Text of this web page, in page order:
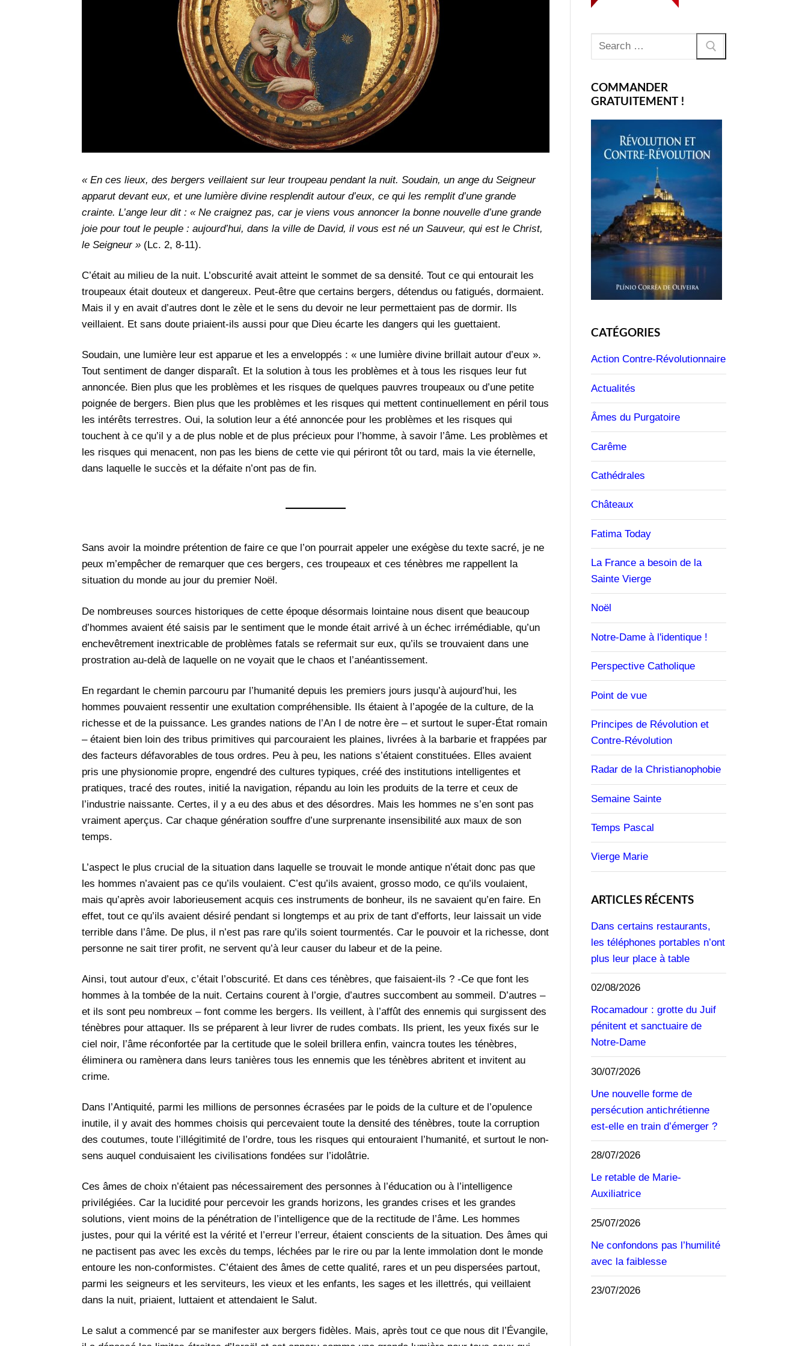
« En ces lieux, des bergers veillaient sur leur troupeau pendant la nuit. Soudain, un ange du Seigneur
apparut devant eux, et une lumière divine resplendit autour d’eux, ce qui les remplit d’une grande
crainte. L’ange leur dit : « Ne craignez pas, car je viens vous annoncer la bonne nouvelle d’une grande
joie pour tout le peuple : aujourd’hui, dans la ville de David, il vous est né un Sauveur, qui est le Christ,
le Seigneur » (Lc. 2, 8-11).
C’était au milieu de la nuit. L’obscurité avait atteint le sommet de sa densité. Tout ce qui entourait les
troupeaux était douteux et dangereux. Peut-être que certains bergers, détendus ou fatigués, dormaient.
Mais il y en avait d’autres dont le zèle et le sens du devoir ne leur permettaient pas de dormir. Ils
veillaient. Et sans doute priaient-ils aussi pour que Dieu écarte les dangers qui les guettaient.
Soudain, une lumière leur est apparue et les a enveloppés : « une lumière divine brillait autour d’eux ».
Tout sentiment de danger disparaît. Et la solution à tous les problèmes et à tous les risques leur fut
annoncée. Bien plus que les problèmes et les risques de quelques pauvres troupeaux ou d’une petite
poignée de bergers. Bien plus que les problèmes et les risques qui mettent continuellement en péril tous
les intérêts terrestres. Oui, la solution leur a été annoncée pour les problèmes et les risques qui
touchent à ce qu’il y a de plus noble et de plus précieux pour l’homme, à savoir l’âme. Les problèmes et
les risques qui menacent, non pas les biens de cette vie qui périront tôt ou tard, mais la vie éternelle,
dans laquelle le succès et la défaite n’ont pas de fin.
Sans avoir la moindre prétention de faire ce que l’on pourrait appeler une exégèse du texte sacré, je ne
peux m’empêcher de remarquer que ces bergers, ces troupeaux et ces ténèbres me rappellent la
situation du monde au jour du premier Noël.
De nombreuses sources historiques de cette époque désormais lointaine nous disent que beaucoup
d’hommes avaient été saisis par le sentiment que le monde était arrivé à un échec irrémédiable, qu’un
enchevêtrement inextricable de problèmes fatals se refermait sur eux, qu’ils se trouvaient dans une
prostration au-delà de laquelle on ne voyait que le chaos et l’anéantissement.
En regardant le chemin parcouru par l’humanité depuis les premiers jours jusqu’à aujourd’hui, les
hommes pouvaient ressentir une exultation compréhensible. Ils étaient à l’apogée de la culture, de la
richesse et de la puissance. Les grandes nations de l’An I de notre ère – et surtout le super-État romain
– étaient bien loin des tribus primitives qui parcouraient les plaines, livrées à la barbarie et frappées par
des facteurs défavorables de tous ordres. Peu à peu, les nations s’étaient constituées. Elles avaient
pris une physionomie propre, engendré des cultures typiques, créé des institutions intelligentes et
pratiques, tracé des routes, initié la navigation, répandu au loin les produits de la terre et ceux de
l’industrie naissante. Certes, il y a eu des abus et des désordres. Mais les hommes ne s’en sont pas
vraiment aperçus. Car chaque génération souffre d’une surprenante insensibilité aux maux de son
temps.
L’aspect le plus crucial de la situation dans laquelle se trouvait le monde antique n’était donc pas que
les hommes n’avaient pas ce qu’ils voulaient. C’est qu’ils avaient, grosso modo, ce qu’ils voulaient,
mais qu’après avoir laborieusement acquis ces instruments de bonheur, ils ne savaient qu’en faire. En
effet, tout ce qu’ils avaient désiré pendant si longtemps et au prix de tant d’efforts, leur laissait un vide
terrible dans l’âme. De plus, il n’est pas rare qu’ils soient tourmentés. Car le pouvoir et la richesse, dont
personne ne sait tirer profit, ne servent qu’à leur causer du labeur et de la peine.
Ainsi, tout autour d’eux, c’était l’obscurité. Et dans ces ténèbres, que faisaient-ils ? -Ce que font les
hommes à la tombée de la nuit. Certains courent à l’orgie, d’autres succombent au sommeil. D’autres –
et ils sont peu nombreux – font comme les bergers. Ils veillent, à l’affût des ennemis qui surgissent des
ténèbres pour attaquer. Ils se préparent à leur livrer de rudes combats. Ils prient, les yeux fixés sur le
ciel noir, l’âme réconfortée par la certitude que le soleil brillera enfin, vaincra toutes les ténèbres,
éliminera ou ramènera dans leurs tanières tous les ennemis que les ténèbres abritent et invitent au
crime.
Dans l’Antiquité, parmi les millions de personnes écrasées par le poids de la culture et de l’opulence
inutile, il y avait des hommes choisis qui percevaient toute la densité des ténèbres, toute la corruption
des coutumes, toute l’illégitimité de l’ordre, tous les risques qui entouraient l’humanité, et surtout le non-
sens auquel conduisaient les civilisations fondées sur l’idolâtrie.
Ces âmes de choix n’étaient pas nécessairement des personnes à l’éducation ou à l’intelligence
privilégiées. Car la lucidité pour percevoir les grands horizons, les grandes crises et les grandes
solutions, vient moins de la pénétration de l’intelligence que de la rectitude de l’âme. Les hommes
justes, pour qui la vérité est la vérité et l’erreur l’erreur, étaient conscients de la situation. Des âmes qui
ne pactisent pas avec les excès du temps, léchées par le rire ou par la lente immolation dont le monde
entoure les non-conformistes. C’étaient des âmes de cette qualité, rares et un peu dispersées partout,
parmi les seigneurs et les serviteurs, les vieux et les enfants, les sages et les illettrés, qui veillaient
dans la nuit, priaient, luttaient et attendaient le Salut.
Le salut a commencé par se manifester aux bergers fidèles. Mais, après tout ce que nous dit l’Évangile,
Rechercher
:
COMMANDER
GRATUITEMENT !
CATÉGORIES
Action Contre-Révolutionnaire
Actualités
Âmes du Purgatoire
Carême
Cathédrales
Châteaux
Fatima Today
La France a besoin de la
Sainte Vierge
Noël
Notre-Dame à l'identique !
Perspective Catholique
Point de vue
Principes de Révolution et
Contre-Révolution
Radar de la Christianophobie
Semaine Sainte
Temps Pascal
Vierge Marie
ARTICLES RÉCENTS
Dans certains restaurants,
les téléphones portables n’ont
plus leur place à table
02/08/2026
Rocamadour : grotte du Juif
pénitent et sanctuaire de
Notre-Dame
30/07/2026
Une nouvelle forme de
persécution antichrétienne
est-elle en train d’émerger ?
28/07/2026
Le retable de Marie-
Auxiliatrice
25/07/2026
Ne confondons pas l’humilité
avec la faiblesse
23/07/2026